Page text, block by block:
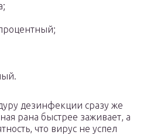
дезинфекции сразу же
рана быстрее заживает, а
что вирус не успел